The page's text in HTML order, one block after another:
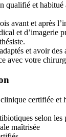
qualifié et habitué
avant et après
et d’imagerie
et avoir des
avec votre
certifiée et
selon
maîtrisée